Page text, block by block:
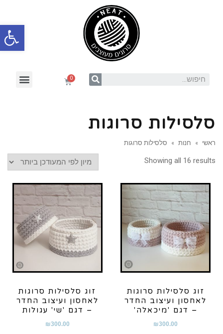
פתח
סלסילות סרוגות
ראשי » חנות » סלסילות סרוגות
Showing all 16 results
זוג סלסילות סרוגות
לאחסון ועיצוב החדר
– דגם 'מיכאלה'
₪300.00
זוג סלסילות סרוגות
לאחסון ועיצוב החדר
– דגם 'שי' עגולות
₪300.00